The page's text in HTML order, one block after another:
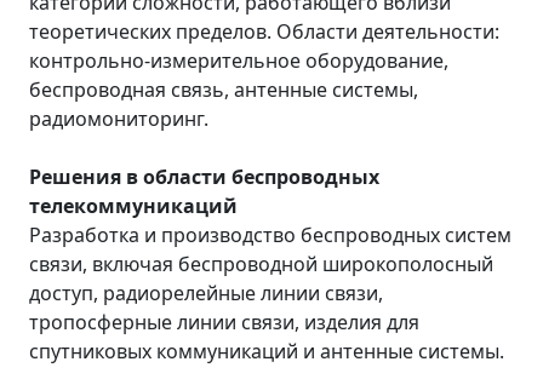
теоретических пределов. Области деятельности:
контрольно-измерительное оборудование,
беспроводная связь, антенные системы,
радиомониторинг.
Решения в области беспроводных
телекоммуникаций
Разработка и производство беспроводных систем
связи, включая беспроводной широкополосный
доступ, радиорелейные линии связи,
тропосферные линии связи, изделия для
спутниковых коммуникаций и антенные системы.